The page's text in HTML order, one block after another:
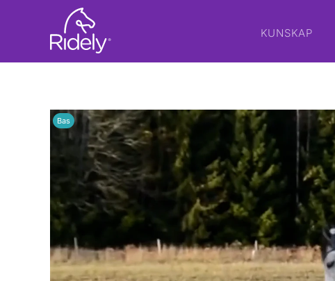
KUNSKAP
Bas